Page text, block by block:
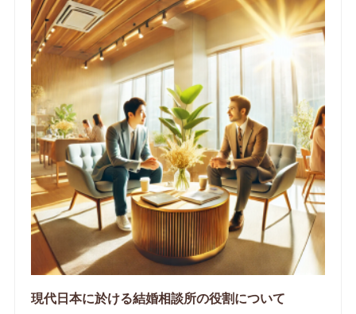
現代日本に於ける結婚相談所の役割について